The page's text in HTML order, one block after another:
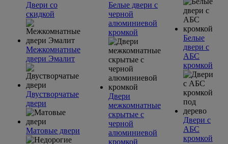
Двери со
скидкой
Межкомнатные
двери Эмалит
Двустворчатые
двери
Матовые двери
Белые двери с
черной
алюминиевой
кромкой
Двери
межкомнатные
скрытые с
черной
алюминиевой
кромкой
Белые
двери с
АБС
кромкой
Двери с
АБС
кромкой